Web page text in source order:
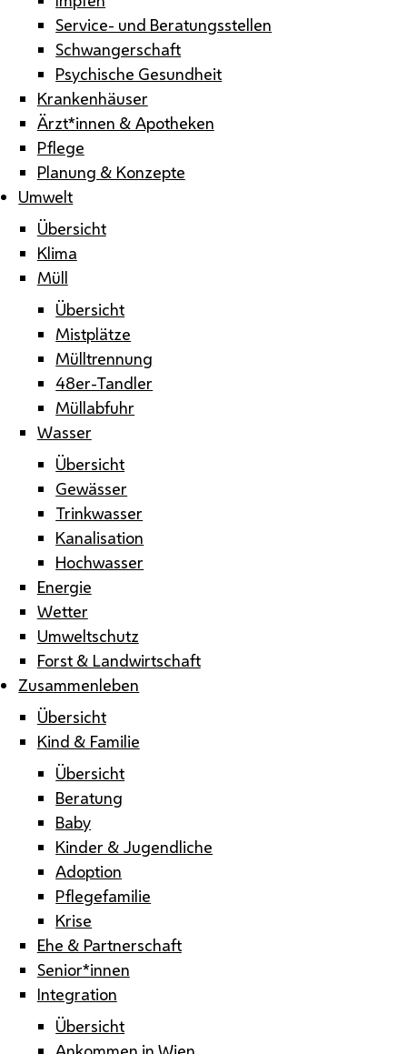
Service- und Beratungsstellen
Schwangerschaft
Psychische Gesundheit
Krankenhäuser
Ärzt*innen & Apotheken
Pflege
Planung & Konzepte
Umwelt
Übersicht
Klima
Müll
Übersicht
Mistplätze
Mülltrennung
48er-Tandler
Müllabfuhr
Wasser
Übersicht
Gewässer
Trinkwasser
Kanalisation
Hochwasser
Energie
Wetter
Umweltschutz
Forst & Landwirtschaft
Zusammenleben
Übersicht
Kind & Familie
Übersicht
Beratung
Baby
Kinder & Jugendliche
Adoption
Pflegefamilie
Krise
Ehe & Partnerschaft
Senior*innen
Integration
Übersicht